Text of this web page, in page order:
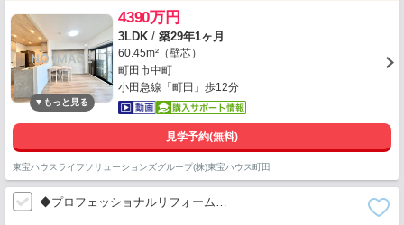
4390万円
3LDK / 築29年1ヶ月
60.45m²（壁芯）
町田市中町
小田急線「町田」歩12分
見学予約(無料)
東宝ハウスライフソリューションズグループ(株)東宝ハウス町田
◆プロフェッショナルリフォーム…